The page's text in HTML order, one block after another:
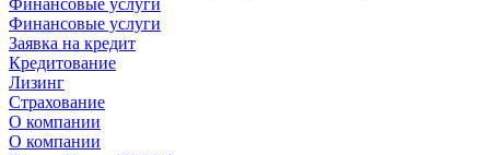
Финансовые услуги
Финансовые услуги
Заявка на кредит
Кредитование
Лизинг
Страхование
О компании
О компании